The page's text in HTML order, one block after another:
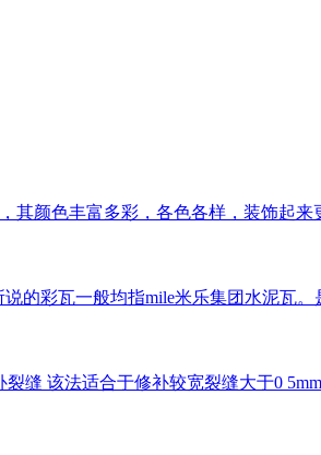
颜色丰富多彩，各色各样，装饰起
的彩瓦一般均指mile米乐集团水泥瓦
缝 该法适合于修补较宽裂缝大于0